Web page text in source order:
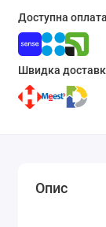
Доступна
Швидка
Опис